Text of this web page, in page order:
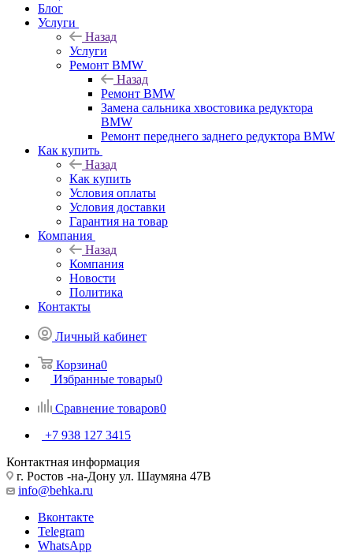
Блог
Услуги
Назад
Услуги
Ремонт BMW
Назад
Ремонт BMW
Замена сальника хвостовика редуктора
BMW
Ремонт переднего заднего редуктора BMW
Как купить
Назад
Как купить
Условия оплаты
Условия доставки
Гарантия на товар
Компания
Назад
Компания
Новости
Политика
Контакты
Личный кабинет
Корзина0
Избранные товары0
Сравнение товаров0
+7 938 127 3415
Контактная информация
г. Ростов -на-Дону ул. Шаумяна 47В
info@behka.ru
Вконтакте
Telegram
WhatsApp